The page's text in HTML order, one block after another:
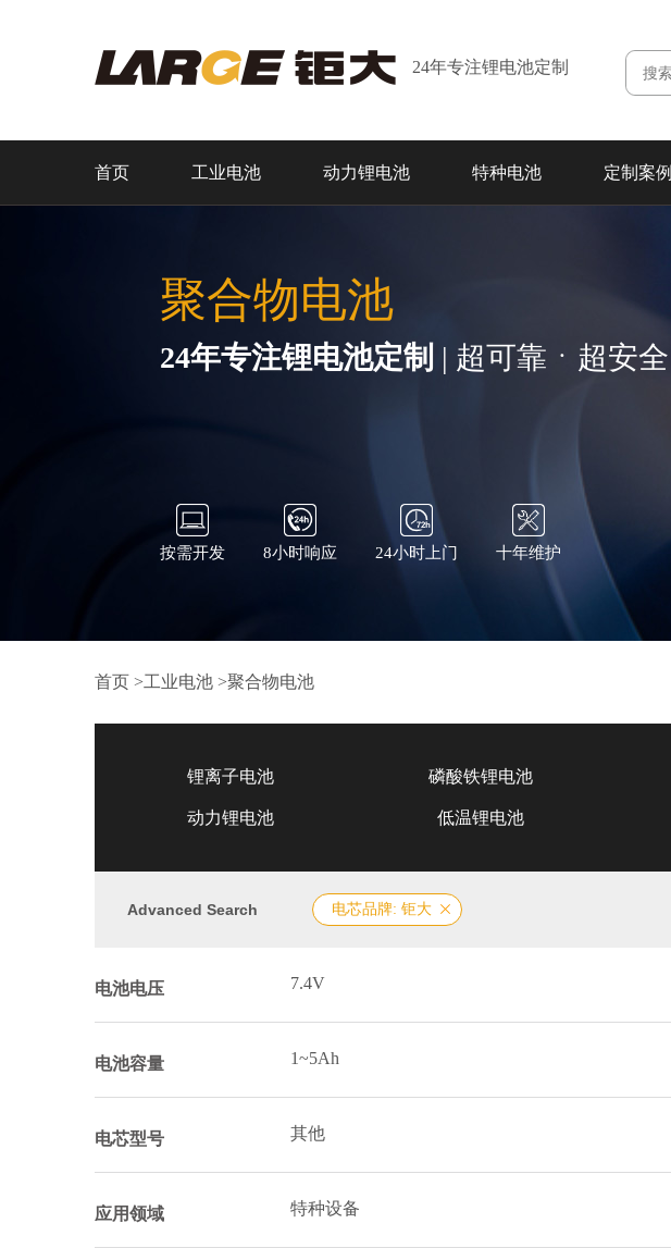
24年专注锂电池定制
首页 工业电池 动力锂电池 特种电池 定制案例
聚合物电池
24年专注锂电池定制 | 超可靠ㆍ超安全
按需开发 8小时响应 24小时上门 十年维护
首页 >工业电池 >聚合物电池
锂离子电池 磷酸铁锂电池
动力锂电池 低温锂电池
Advanced Search 电芯品牌: 钜大
电池电压 7.4V
电池容量 1~5Ah
电芯型号 其他
应用领域 特种设备